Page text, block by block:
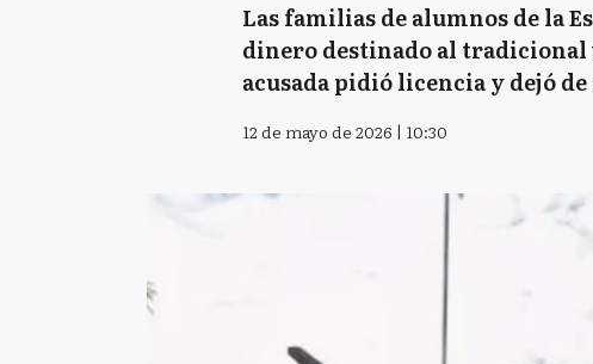
Las familias de alumnos de la
dinero destinado al tradicional
acusada pidió licencia y dejó
12 de mayo de 2026 | 10:30